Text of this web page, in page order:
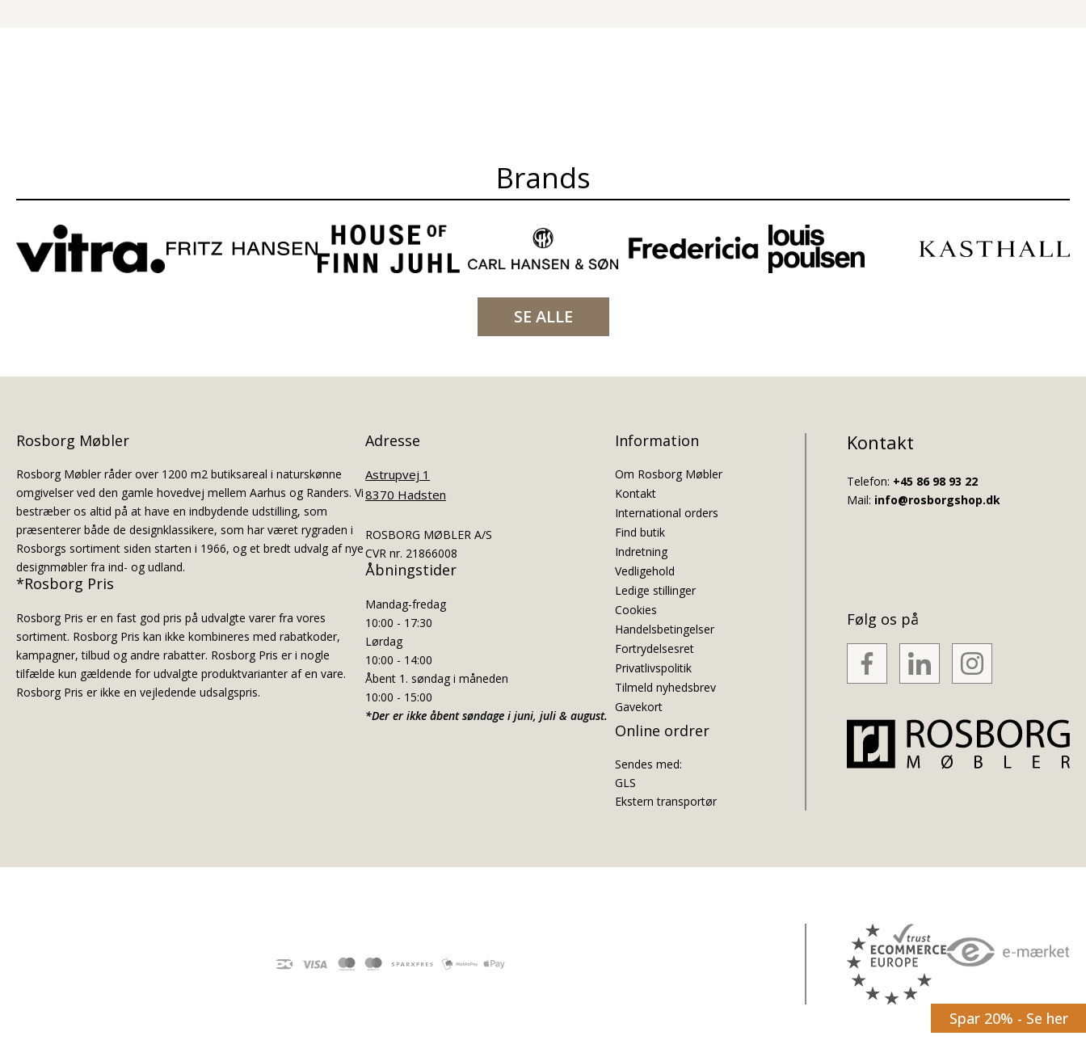
Brands
SE ALLE
Rosborg Møbler
Rosborg Møbler råder over 1200 m2 butiksareal i naturskønne
omgivelser ved den gamle hovedvej mellem Aarhus og Randers. Vi
bestræber os altid på at have en indbydende udstilling, som
præsenterer både de designklassikere, som har været rygraden i
Rosborgs sortiment siden starten i 1966, og et bredt udvalg af nye
designmøbler fra ind- og udland.
*Rosborg Pris
Rosborg Pris er en fast god pris på udvalgte varer fra vores
sortiment. Rosborg Pris kan ikke kombineres med rabatkoder,
kampagner, tilbud og andre rabatter. Rosborg Pris er i nogle
tilfælde kun gældende for udvalgte produktvarianter af en vare.
Rosborg Pris er ikke en vejledende udsalgspris.
Adresse
Astrupvej 1
8370 Hadsten
ROSBORG MØBLER A/S
CVR nr. 21866008
Åbningstider
Mandag-fredag
10:00 - 17:30
Lørdag
10:00 - 14:00
Åbent 1. søndag i måneden
10:00 - 15:00
*Der er ikke åbent søndage i juni, juli & august.
Information
Om Rosborg Møbler
Kontakt
International orders
Find butik
Indretning
Vedligehold
Ledige stillinger
Cookies
Handelsbetingelser
Fortrydelsesret
Privatlivspolitik
Tilmeld nyhedsbrev
Gavekort
Online ordrer
Sendes med:
GLS
Ekstern transportør
Kontakt
Telefon: +45 86 98 93 22
Mail: info@rosborgshop.dk
Følg os på
Spar 20% - Se her